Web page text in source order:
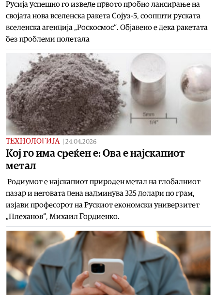
Русија успешно го изведе првото пробно лансирање на
својата нова вселенска ракета Сојуз-5, соопшти руската
вселенска агенција „Роскосмос“. Објавено е дека ракетата
без проблеми полетала
ТЕХНОЛОГИЈА 24.04.2026
Koj го има среќен е: Ова е најскапиот
метал
Родиумот е најскапиот природен метал на глобалниот
пазар и неговата цена надминува 325 долари по грам,
изјави професорот на Рускиот економски универзитет
„Плеханов“, Михаил Гордиенко.